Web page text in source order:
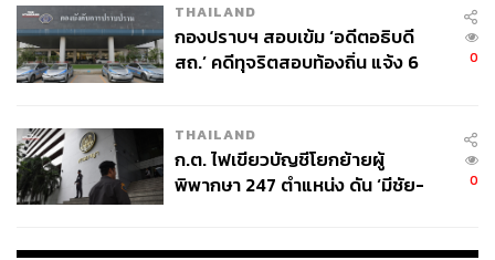
THAILAND
กองปราบฯ สอบเข้ม ‘อดีตอธิบดี
สถ.’ คดีทุจริตสอบท้องถิ่น แจ้ง 6
0
THAILAND
ก.ต. ไฟเขียวบัญชีโยกย้ายผู้
พิพากษา 247 ตำแหน่ง ดัน ‘มีชัย-
0